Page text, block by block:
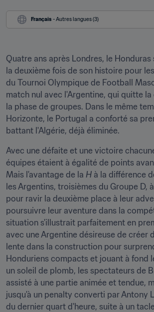
Français - Autres langues (3)
Quatre ans après Londres, le
la deuxième fois de son histoire pour
du Tournoi Olympique de Football
match nul avec l'Argentine, qui quitte
la phase de groupes. Dans le même
Horizonte, le Portugal a conforté sa
battant l'Algérie, déjà éliminée.
Avec une défaite et une victoire
équipes étaient à égalité de points
Mais l'avantage de la H à la différence
les Argentins, troisièmes du Groupe D,
pour ravir la deuxième place à leur
poursuivre leur aventure dans la
situation s'illustrait parfaitement en
avec une Argentine désireuse de créer
lente dans la construction pour
Honduriens compacts et jouant à fond
un soleil de plomb, les spectateurs de
assisté à une partie animée et tendue,
jusqu'à un penalty converti par Antony
du dernier quart d'heure, suite à un